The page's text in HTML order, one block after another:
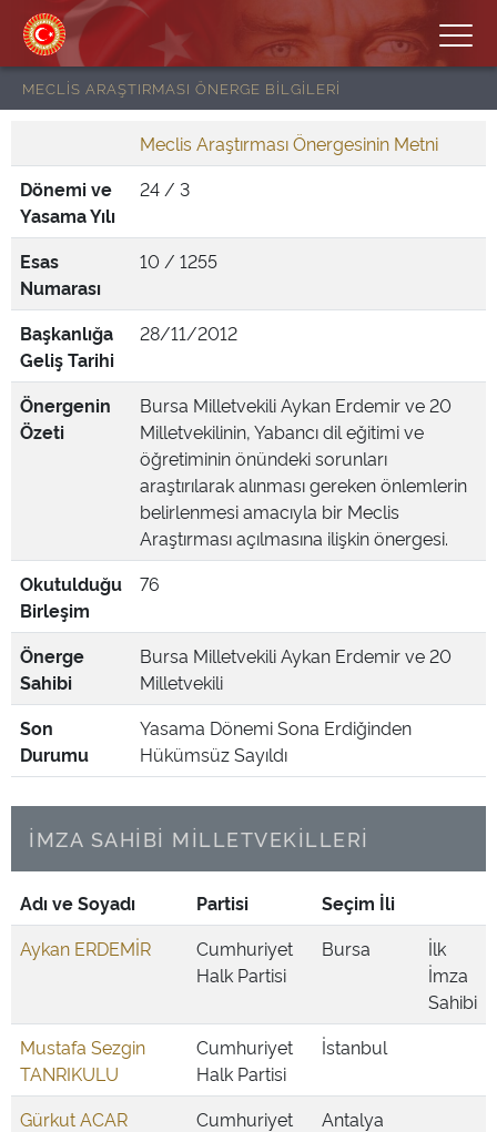
MECLİS ARAŞTIRMASI ÖNERGE BİLGİLERİ
Meclis Araştırması Önergesinin Metni
Dönemi ve
Yasama Yılı
24 / 3
Esas
Numarası
10 / 1255
Başkanlığa
Geliş Tarihi
28/11/2012
Önergenin
Özeti
Bursa Milletvekili Aykan Erdemir ve 20
Milletvekilinin, Yabancı dil eğitimi ve
öğretiminin önündeki sorunları
araştırılarak alınması gereken önlemlerin
belirlenmesi amacıyla bir Meclis
Araştırması açılmasına ilişkin önergesi.
Okutulduğu
Birleşim
76
Önerge
Sahibi
Bursa Milletvekili Aykan Erdemir ve 20
Milletvekili
Son
Durumu
Yasama Dönemi Sona Erdiğinden
Hükümsüz Sayıldı
İMZA SAHİBİ MİLLETVEKİLLERİ
Adı ve Soyadı Partisi
Seçim İli
Aykan ERDEMİR
Cumhuriyet
Halk Partisi
Bursa
İlk
İmza
Sahibi
Mustafa Sezgin
TANRIKULU
Cumhuriyet
Halk Partisi
İstanbul
Gürkut ACAR
Cumhuriyet
Antalya